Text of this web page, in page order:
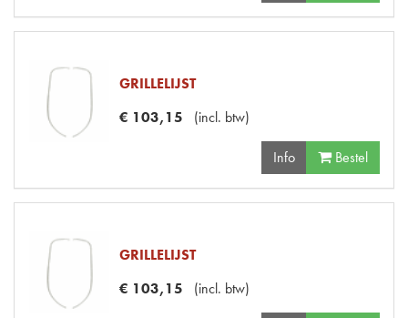
GRILLELIJST
€ 103,15 (incl. btw)
Info Bestel
GRILLELIJST
€ 103,15 (incl. btw)